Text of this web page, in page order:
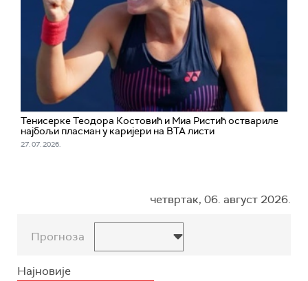
Тенисерке Теодора Костовић и Миа Ристић оствариле
најбољи пласман у каријери на ВТА листи
27. 07. 2026.
четвртак, 06. август 2026.
Прогноза
Најновије